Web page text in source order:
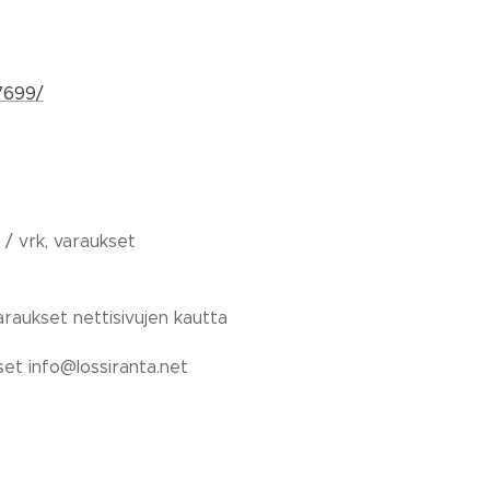
vrk, varaukset
nettisivujen kautta
info@lossiranta.net